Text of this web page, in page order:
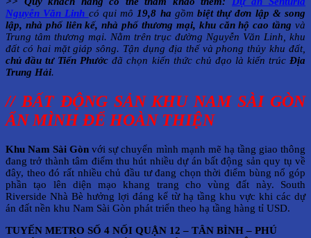
Nguyễn Văn Linh có qui mô 19,8 ha gồm biệt thự đơn lập & song
lập, nhà phố liên kế, nhà phố thương mại, khu căn hộ cao tầng và
Trung tâm thương mại. Nằm trên trục đường Nguyễn Văn Linh, khu
đất có hai mặt giáp sông. Tận dụng địa thế và phong thủy khu đất,
chủ đầu tư Tiến Phước đã chọn kiến thức chủ đạo là kiến trúcĐịa
Trung Hải.
// BẤT ĐỘNG SẢN KHU NAM SÀI GÒN
ẨN MÌNH ĐỂ HOÀN THIỆN
Khu Nam Sài Gòn với sự chuyển mình mạnh mẽ hạ tầng giao thông
đang trở thành tâm điểm thu hút nhiều dự án bất động sản quy tụ về
đây, theo đó rất nhiều chủ đầu tư đang chọn thời điểm bùng nổ góp
phần tạo lên diện mạo khang trang cho vùng đất này. South
Riverside Nhà Bè hưởng lợi đáng kể từ hạ tầng khu vực khi các dự
án đất nền khu Nam Sài Gòn phát triển theo hạ tầng hàng tỉ USD.
TUYẾN METRO SỐ 4 NỐI QUẬN 12 – TÂN BÌNH – PHÚ